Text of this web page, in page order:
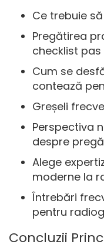
Ce trebuie
Pregătirea
checklist
Cum se
contează
Greșeli
Perspectiva
despre
Alege
moderne la
Întrebări
pentru
Concluzii